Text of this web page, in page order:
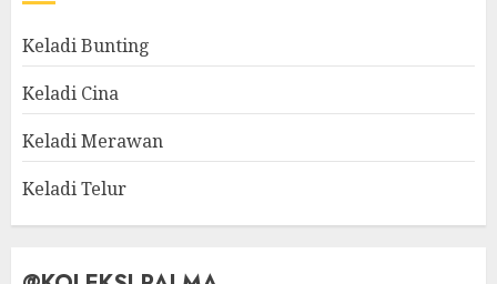
Keladi Bunting
Keladi Cina
Keladi Merawan
Keladi Telur